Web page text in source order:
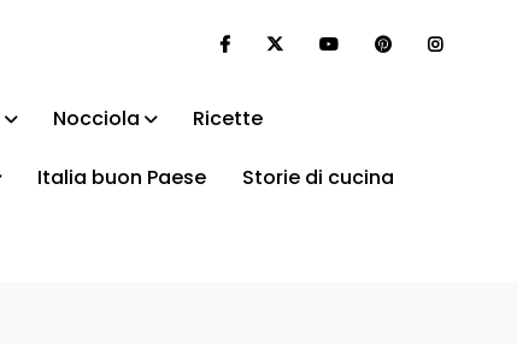
Nocciola Ricette
Italia buon Paese Storie di cucina